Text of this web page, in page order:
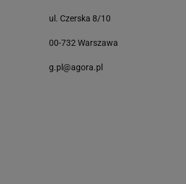
ul. Czerska 8/10
00-732 Warszawa
g.pl@agora.pl